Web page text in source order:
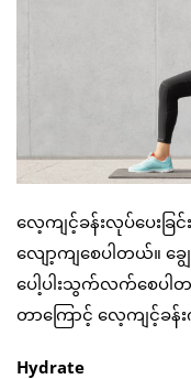
လေ့ကျင့်ခန်းလုပ်ပေးခြ
လျော့ကျစေပါတယ်။
ပေါ့ပါးသွက်လက်စေပါ
တာကြောင့် လေ့ကျင့်ခန်း
Hydrate